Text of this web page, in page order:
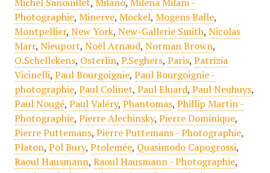
Photographie, Minerve, Mockel, Mogens Balle,
Montpellier, New York, New-Gallerie Smith, Nicolas
Marr, Nieuport, Noël Arnaud, Norman Brown,
O.Schellekens, Osterlin, P.Seghers, Paris, Patrizia
Vicinelli, Paul Bourgoignie, Paul Bourgoignie -
photographie, Paul Colinet, Paul Eluard, Paul Neuhuys,
Paul Nougé, Paul Valéry, Phantomas, Phillip Martin -
Photographie, Pierre Alechinsky, Pierre Dominique,
Pierre Puttemans, Pierre Puttemans - Photographie,
Platon, Pol Bury, Ptolemée, Quasimodo Capogrossi,
Raoul Hausmann, Raoul Hausmann - Photographie,